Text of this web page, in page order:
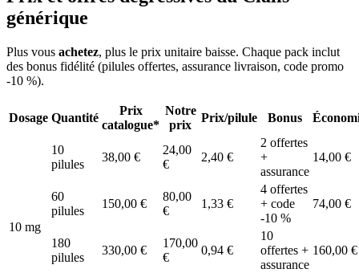
générique
Plus vous achetez, plus le prix unitaire baisse. Chaque pack inclut
des bonus fidélité (pilules offertes, assurance livraison, code promo
-10 %).
Dosage Quantité
Prix
catalogue*
Notre
prix
Prix/pilule Bonus
10 mg
10
pilules
38,00 €
24,00
€
2,40 €
2 offertes
+
assurance
14,00 €
60
pilules
150,00 €
80,00
€
1,33 €
4 offertes
+ code
-10 %
74,00 €
180
pilules
330,00 €
170,00
€
0,94 €
10
offertes +
assurance
160,00 €